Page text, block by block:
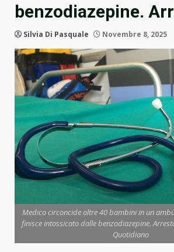
benzodiazepine.
Silvia Di Pasquale Novembre 8, 2025
Medico circoncide oltre 40 bambini in un
finisce intossicato dalle benzodiazepine.
Quotidiano